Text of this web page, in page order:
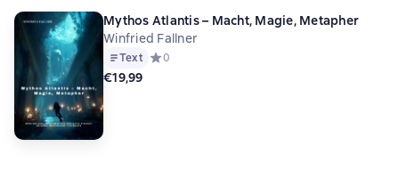
Mythos Atlantis – Macht, Magie, Metapher
Winfried Fallner
Text Средний рейтинг 0 на основе 0 оценок
0
€19,99